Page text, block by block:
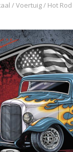
/Voertuig/ Hot Rod